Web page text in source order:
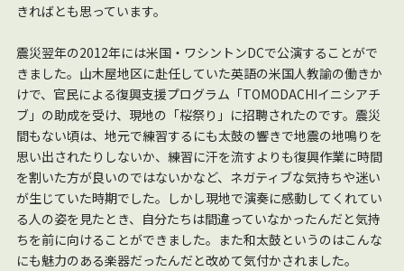
きればとも思っています。
震災翌年の2012年には米国・ワシントンDCで公演することがで
きました。山木屋地区に赴任していた英語の米国人教諭の働きか
けで、官民による復興支援プログラム「TOMODACHIイニシアチ
ブ」の助成を受け、現地の「桜祭り」に招聘されたのです。震災
間もない頃は、地元で練習するにも太鼓の響きで地震の地鳴りを
思い出されたりしないか、練習に汗を流すよりも復興作業に時間
を割いた方が良いのではないかなど、ネガティブな気持ちや迷い
が生じていた時期でした。しかし現地で演奏に感動してくれてい
る人の姿を見たとき、自分たちは間違っていなかったんだと気持
ちを前に向けることができました。また和太鼓というのはこんな
にも魅力のある楽器だったんだと改めて気付かされました。